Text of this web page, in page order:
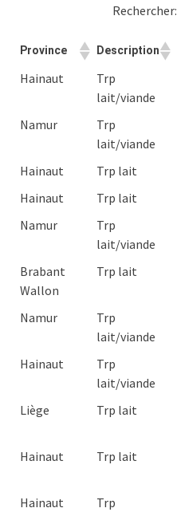
Rechercher:
Province Description
Hainaut
Trp
lait/viande
Namur
Trp
lait/viande
Hainaut Trp lait
Hainaut
Trp lait
Namur
Trp
lait/viande
Brabant
Wallon
Trp lait
Namur
Trp
lait/viande
Hainaut
Trp
lait/viande
Liège Trp lait
Hainaut Trp lait
Hainaut
Trp